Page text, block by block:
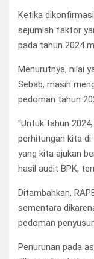
Ketika
sejumlah faktor
pada tahun 2024
Menurutnya, nilai
Sebab, masih
pedoman tahun
“Untuk tahun
perhitungan kita di
yang kita ajukan
hasil audit BPK,
Ditambahkan,
sementara
pedoman
Penurunan pada